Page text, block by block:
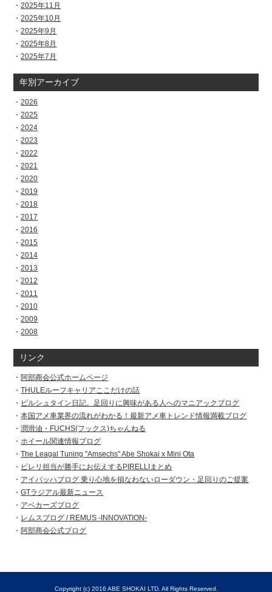
2025年11月
2025年10月
2025年9月
2025年8月
2025年7月
年別アーカイブ
2026
2025
2024
2023
2022
2021
2020
2019
2018
2017
2016
2015
2014
2013
2012
2011
2010
2009
2008
リンク
阿部商会公式ホームページ
THULEルーフキャリアここだけの話
ビルシュタイン日記。足回りに興味がある人へのマニアックブログ
本国アメ車業界の流れがわかる！最新アメ車トレンド情報満載ブログ
潤滑油・FUCHS(フックス)ちゃんねる
ホイール関連情報ブログ
The Leagal Tuning "Amsechs" Abe Shokai x Mini Ota
ピレリ担当が勝手にお伝えするPIRELLIまとめ
アイバッハブログ 乗り心地を損なわないローダウン・足回りのご提案
GTラジアル最新ニュース
アベカーズブログ
レムスブログ / REMUS -INNOVATION-
阿部商会公式ブログ
Copyright (c) 2016 ABE SHOKAI LTD. All Rights Reserved.